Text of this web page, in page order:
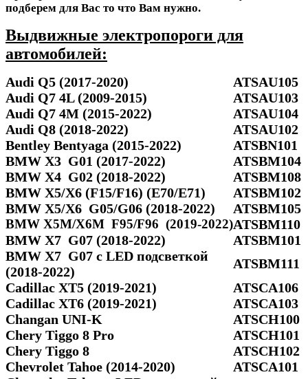
подберем для Вас то что Вам нужно.
Выдвижные электропороги для
автомобилей:
Audi Q5 (2017-2020)
ATSAU105
Audi Q7 4L (2009-2015)
ATSAU103
Audi Q7 4M (2015-2022)
ATSAU104
Audi Q8 (2018-2022)
ATSAU102
Bentley Bentyaga (2015-2022)
ATSBN101
BMW X3 G01 (2017-2022)
ATSBM104
BMW X4 G02 (2018-2022)
ATSBM108
BMW X5/X6 (F15/F16) (E70/E71)
ATSBM102
BMW X5/Х6 G05/G06 (2018-2022)
ATSBM105
BMW X5M/X6M F95/F96 (2019-2022)ATSBM110
BMW X7 G07 (2018-2022)
ATSBM101
BMW X7 G07 с LED подсветкой
(2018-2022)
ATSBM111
Cadillac XT5 (2019-2021)
ATSCA106
Cadillac XT6 (2019-2021)
ATSCA103
Changan UNI-K
ATSCH100
Chery Tiggo 8 Pro
ATSCH101
Chery Tiggo 8
ATSCH102
Chevrolet Tahoe (2014-2020)
ATSCA101